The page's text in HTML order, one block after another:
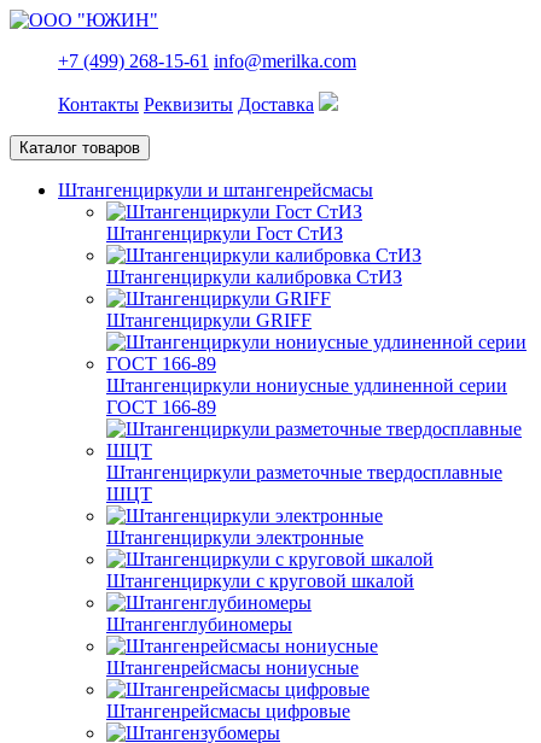
+7 (499) 268-15-61 info@merilka.com
Контакты Реквизиты Доставка
Каталог товаров
Штангенциркули и штангенрейсмасы
Штангенциркули Гост СтИЗ
Штангенциркули калибровка СтИЗ
Штангенциркули GRIFF
Штангенциркули нониусные удлиненной серии
ГОСТ 166-89
Штангенциркули разметочные твердосплавные
ШЦТ
Штангенциркули электронные
Штангенциркули с круговой шкалой
Штангенглубиномеры
Штангенрейсмасы нониусные
Штангенрейсмасы цифровые